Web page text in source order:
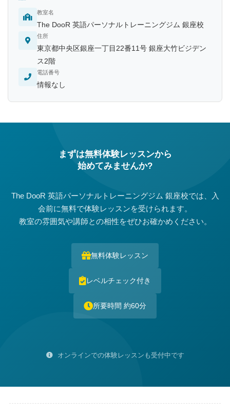
教室名
The DooR 英語パーソナルトレーニングジム 銀座校
住所
東京都中央区銀座一丁目22番11号 銀座大竹ビジデン
ス2階
電話番号
情報なし
まずは無料体験レッスンから
始めてみませんか?
The DooR 英語パーソナルトレーニングジム 銀座校では、入
会前に無料で体験レッスンを受けられます。
教室の雰囲気や講師との相性をぜひお確かめください。
無料体験レッスン
レベルチェック付き
所要時間 約60分
オンラインでの体験レッスンも受付中です